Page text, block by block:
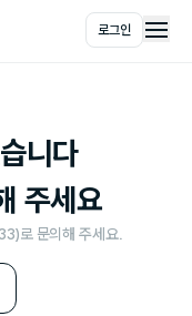
로그인 메인
니다
주세요
로 문의해 주세요.